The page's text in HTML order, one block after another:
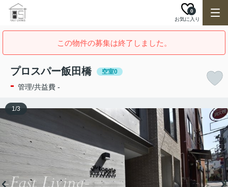
お気に入り
0
この物件の募集は終了しました。
プロスパー飯田橋 空室0
- 管理/共益費 -
1/3